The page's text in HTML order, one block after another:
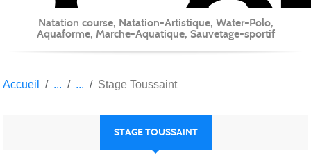
Natation course, Natation-Artistique, Water-Polo,
Aquaforme, Marche-Aquatique, Sauvetage-sportif
Accueil Stage Toussaint
STAGE TOUSSAINT